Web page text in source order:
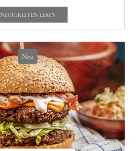
NEUIGKEITEN LESEN
Neu